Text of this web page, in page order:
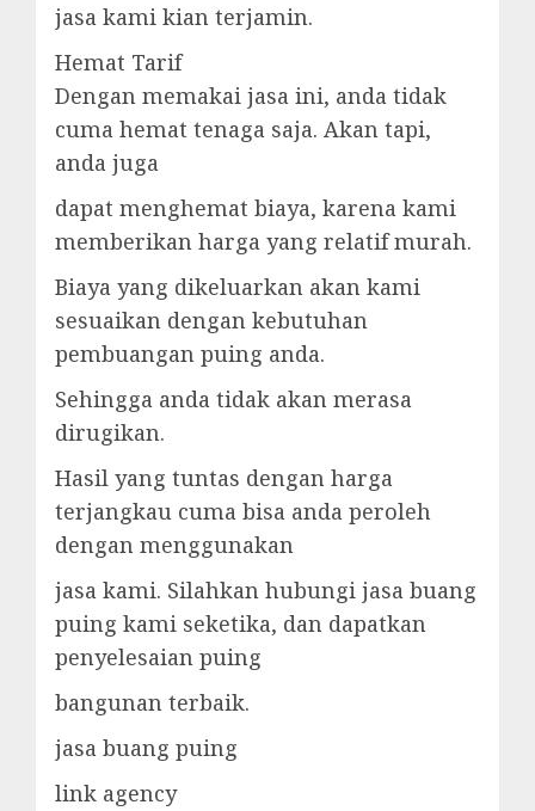
jasa kami kian terjamin.
Hemat Tarif
Dengan memakai jasa ini, anda tidak
cuma hemat tenaga saja. Akan tapi,
anda juga
dapat menghemat biaya, karena kami
memberikan harga yang relatif murah.
Biaya yang dikeluarkan akan kami
sesuaikan dengan kebutuhan
pembuangan puing anda.
Sehingga anda tidak akan merasa
dirugikan.
Hasil yang tuntas dengan harga
terjangkau cuma bisa anda peroleh
dengan menggunakan
jasa kami. Silahkan hubungi jasa buang
puing kami seketika, dan dapatkan
penyelesaian puing
bangunan terbaik.
jasa buang puing
link agency